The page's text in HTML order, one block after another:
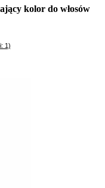
kolor do włosów
1)